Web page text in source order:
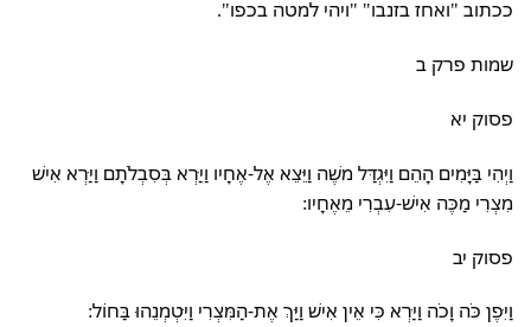
ככתוב "ואחז בזנבו" "ויהי למטה בכפו".
שמות פרק ב
פסוק יא
וַיְהִי בַּיָּמִים הָהֵם וַיִּגְדַּל משֶׁה וַיֵּצֵא אֶל-אֶחָיו וַיַּרְא בְּסִבְלֹתָם וַיַּרְא אִישׁ
מִצְרִי מַכֶּה אִישׁ-עִבְרִי מֵאֶחָיו:
פסוק יב
וַיִּפֶן כֹּה וָכֹה וַיַּרְא כִּי אֵין אִישׁ וַיַּךְ אֶת-הַמִּצְרִי וַיִּטְמְנֵהוּ בַּחוֹל: